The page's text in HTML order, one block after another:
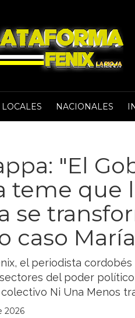
LOCALES NACIONALES
"El
teme que
se
caso
el periodista
del poder
Ni Una Menos
2026